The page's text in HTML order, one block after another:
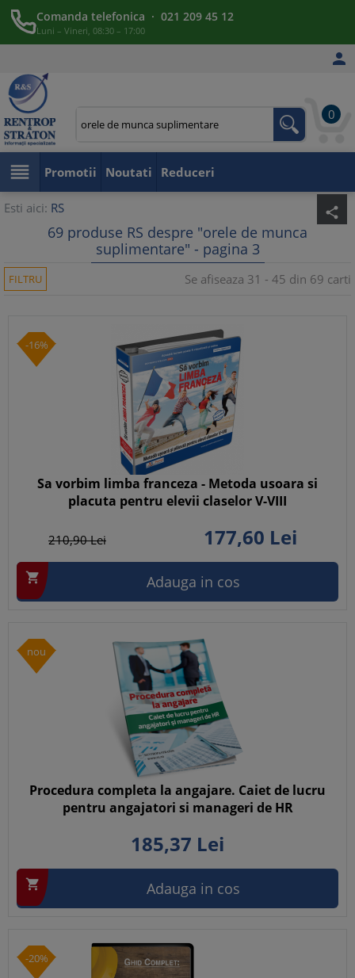
Comanda telefonica · 021 209 45 12
Luni – Vineri, 08:30 – 17:00

0
 Promotii Noutati Reduceri
Esti aici: RS share
69 produse RS despre "orele de munca
suplimentare" - pagina 3
FILTRU Se afiseaza 31 - 45 din 69 carti
-16%
Sa vorbim limba franceza - Metoda usoara si
placuta pentru elevii claselor V-VIII
210,90Lei 177,60 Lei
 Adauga in cos
nou
Procedura completa la angajare. Caiet de lucru
pentru angajatori si manageri de HR
185,37 Lei
 Adauga in cos
-20%